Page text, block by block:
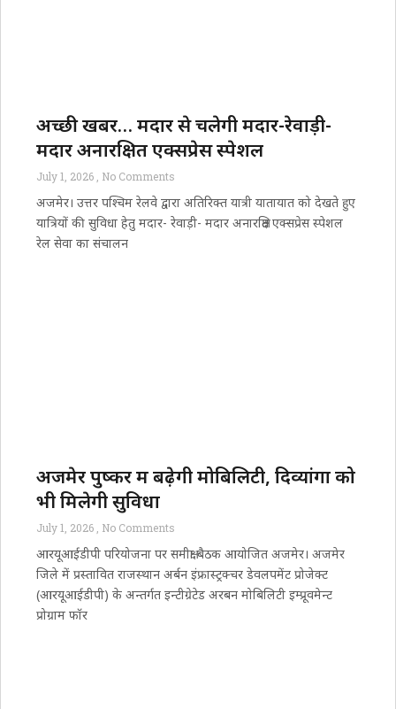
अच्छी खबर… मदार से चलेगी मदार-रेवाड़ी-
मदार अनारक्षित एक्सप्रेस स्पेशल
July 1, 2026 No Comments
अजमेर। उत्तर पश्चिम रेलवे द्वारा अतिरिक्त यात्री यातायात को देखते हुए
यात्रियों की सुविधा हेतु मदार- रेवाड़ी- मदार अनारक्षित एक्सप्रेस स्पेशल
रेल सेवा का संचालन
अजमेर पुष्कर में बढ़ेगी मोबिलिटी, दिव्यांगों को
भी मिलेगी सुविधा
July 1, 2026 No Comments
आरयूआईडीपी परियोजना पर समीक्षा बैठक आयोजित अजमेर। अजमेर
जिले में प्रस्तावित राजस्थान अर्बन इंफ्रास्ट्रक्चर डेवलपमेंट प्रोजेक्ट
(आरयूआईडीपी) के अन्तर्गत इन्टीग्रेटेड अरबन मोबिलिटी इम्प्रूवमेन्ट
प्रोग्राम फॉर